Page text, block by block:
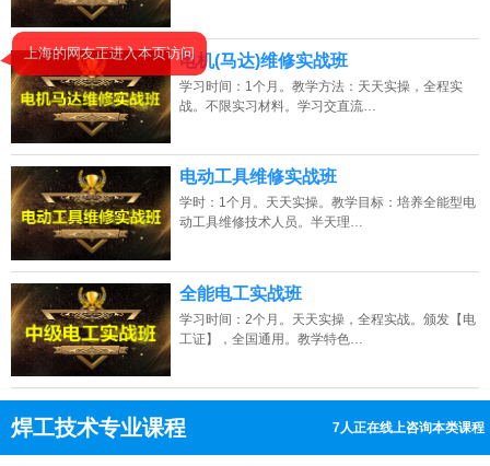
电机(马达)维修实战班
学习时间：1个月。教学方法：天天实操，全程实
战。不限实习材料。学习交直流…
电动工具维修实战班
学时：1个月。天天实操。教学目标：培养全能型电
动工具维修技术人员。半天理…
全能电工实战班
学习时间：2个月。天天实操，全程实战。颁发【电
工证】，全国通用。教学特色…
焊工技术专业课程 11人正在线上咨询本类课程